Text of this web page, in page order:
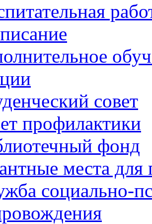
совет
профилактики
фонд
места
социально-